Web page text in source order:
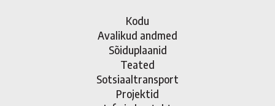
Kodu
Avalikud andmed
Sõiduplaanid
Teated
Sotsiaaltransport
Projektid